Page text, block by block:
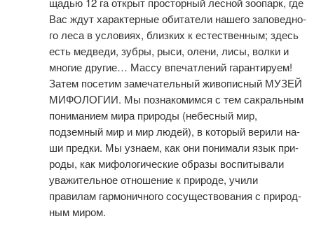
Вас ждут ха­рак­тер­ные обитатели на­ше­го за­по­вед­но­
го ле­са в усло­ви­ях, близ­ких к естественным; здесь
есть медведи, зуб­ры, рыси, оле­ни, лисы, волки и
мно­гие дру­гие… Массу впечатлений гарантируем!
За­тем по­се­тим за­ме­ча­тель­ный жи­во­пис­ный МУЗЕЙ
МИФОЛОГИИ. Мы познакомимся с тем сакральным
пониманием ми­ра при­ро­ды (небесный мир,
подземный мир и мир лю­дей), в ко­то­рый верили на­
ши пред­ки. Мы узна­ем, как они понимали язык при­
ро­ды, как ми­фо­ло­ги­че­ские об­ра­зы воспитывали
уважительное отношение к при­ро­де, учили
правилам гар­мо­нич­но­го сосуществования с при­род­
ным ми­ром.